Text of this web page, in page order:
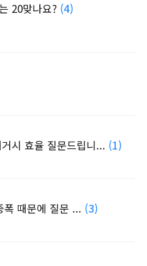
20맞나요? (4)
시 효율 질문드립니... (1)
폭 때문에 질문 ... (3)